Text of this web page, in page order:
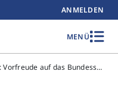
ANMELDEN
MENÜ
Lippstadt als Gastgeber: Vorfreude auf das Bundesschützenfest 2028